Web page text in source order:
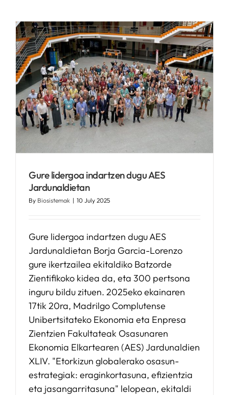
ZERBITZUAK
I+D+I LAGUNTZA
ALBISTEAK
Gure lidergoa indartzen dugu AES
Jardunaldietan
By Biosistemak | 10 July 2025
Gure lidergoa indartzen dugu AES
Jardunaldietan Borja Garcia-Lorenzo
gure ikertzailea ekitaldiko Batzorde
Zientifikoko kidea da, eta 300 pertsona
inguru bildu zituen. 2025eko ekainaren
17tik 20ra, Madrilgo Complutense
Unibertsitateko Ekonomia eta Enpresa
Zientzien Fakultateak Osasunaren
Ekonomia Elkartearen (AES) Jardunaldien
XLIV. "Etorkizun globalerako osasun-
estrategiak: eraginkortasuna, efizientzia
eta jasangarritasuna" lelopean, ekitaldi